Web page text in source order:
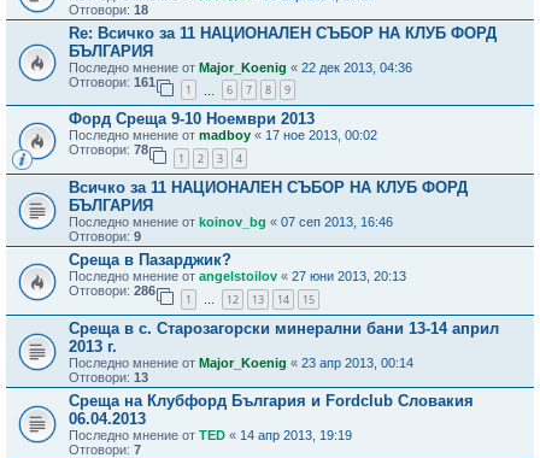
Отговори: 18
Re: Всичко за 11 НАЦИОНАЛЕН СЪБОР НА КЛУБ ФОРД
БЪЛГАРИЯ
Последно мнение от Major_Koenig « 22 дек 2013, 04:36
Отговори: 161
1 6 7 8 9
Форд Среща 9-10 Ноември 2013
Последно мнение от madboy « 17 ное 2013, 00:02
Отговори: 78
1 2 3 4
Всичко за 11 НАЦИОНАЛЕН СЪБОР НА КЛУБ ФОРД
БЪЛГАРИЯ
Последно мнение от koinov_bg « 07 сеп 2013, 16:46
Отговори: 9
Среща в Пазарджик?
Последно мнение от angelstoilov « 27 юни 2013, 20:13
Отговори: 286
1 … 12 13 14 15
Среща в с. Старозагорски минерални бани 13-14 април
2013 г.
Последно мнение от Major_Koenig « 23 апр 2013, 00:14
Отговори: 13
Среща на Клубфорд България и Fordclub Словакия
06.04.2013
Последно мнение от TED « 14 апр 2013, 19:19
Отговори: 7